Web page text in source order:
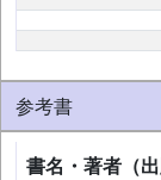
参考書
書名・著者（出